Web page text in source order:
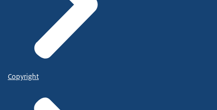
Copyright